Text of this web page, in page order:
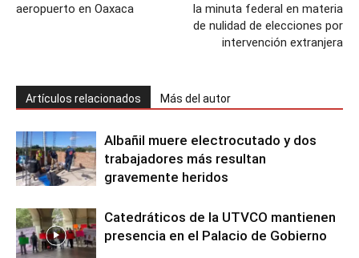
aeropuerto en Oaxaca
la minuta federal en materia
de nulidad de elecciones por
intervención extranjera
Artículos relacionados Más del autor
Albañil muere electrocutado y dos
trabajadores más resultan
gravemente heridos
Catedráticos de la UTVCO mantienen
presencia en el Palacio de Gobierno